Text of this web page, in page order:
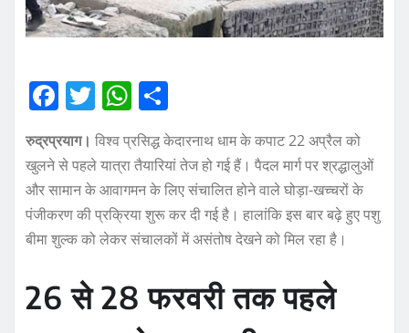
F
c
e
b
o
k
T
w
it
te
r
W
h
at
s
A
p
h
a
re
रुद्रप्रयाग। विश्व प्रसिद्ध केदारनाथ धाम के कपाट 22 अप्रैल को
खुलने से पहले यात्रा तैयारियां तेज हो गई हैं। पैदल मार्ग पर श्रद्धालुओं
और सामान के आवागमन के लिए संचालित होने वाले घोड़ा-खच्चरों के
पंजीकरण की प्रक्रिया शुरू कर दी गई है। हालांकि इस बार बढ़े हुए पशु
बीमा शुल्क को लेकर संचालकों में असंतोष देखने को मिल रहा है।
26 से 28 फरवरी तक पहले